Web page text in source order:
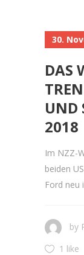
30.
DAS
UND
2018
Im NZZ-
beiden
Ford neu
by
1 like